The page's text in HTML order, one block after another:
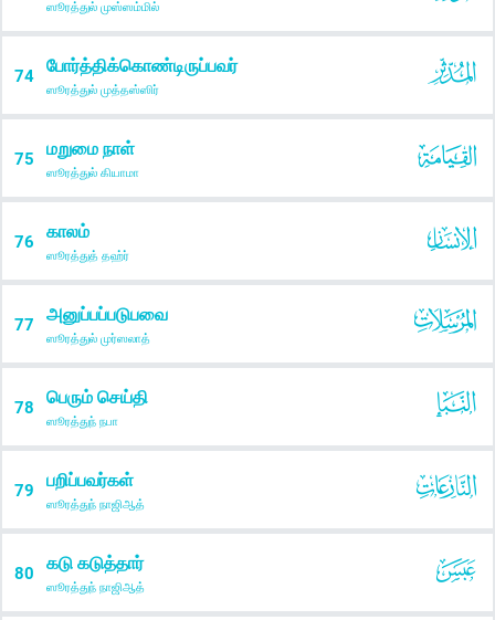
ஸூரத்துல் முஸ்ஸம்மில்
74 போர்த்திக்கொண்டிருப்பவர்
ஸூரத்துல் முத்தஸ்ஸிர்
75 மறுமை நாள்
ஸூரத்துல் கியாமா
76 காலம்
ஸூரத்துத் தஹ்ர்
77 அனுப்பப்படுபவை
ஸூரத்துல் முர்ஸலாத்
78 பெரும் செய்தி
ஸூரத்துந் நபா
79 பறிப்பவர்கள்
ஸூரத்துந் நாஜிஆத்
80 கடு கடுத்தார்
ஸூரத்துந் நாஜிஆத்